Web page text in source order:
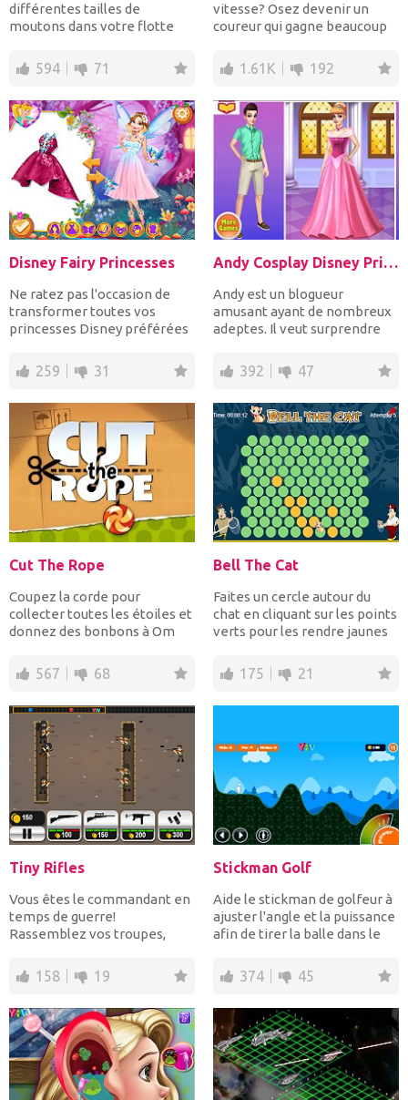
différentes tailles de
moutons dans votre flotte
594 71
vitesse? Osez devenir un
coureur qui gagne beaucoup
1.61K 192
Disney Fairy Princesses
Ne ratez pas l'occasion de
transformer toutes vos
princesses Disney préférées
259 31
Andy Cosplay Disney Princesses
Andy est un blogueur
amusant ayant de nombreux
adeptes. Il veut surprendre
392 47
Cut The Rope
Coupez la corde pour
collecter toutes les étoiles et
donnez des bonbons à Om
567 68
Bell The Cat
Faites un cercle autour du
chat en cliquant sur les points
verts pour les rendre jaunes
175 21
Tiny Rifles
Vous êtes le commandant en
temps de guerre!
Rassemblez vos troupes,
et...
158 19
Stickman Golf
Aide le stickman de golfeur à
ajuster l'angle et la puissance
afin de tirer la balle dans le
374 45